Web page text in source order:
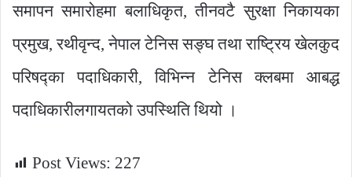
समापन समारोहमा बलाधिकृत, तीनवटै सुरक्षा निकायका
प्रमुख, रथीवृन्द, नेपाल टेनिस सङ्घ तथा राष्ट्रिय खेलकुद
परिषद्का पदाधिकारी, विभिन्न टेनिस क्लबमा आबद्ध
पदाधिकारीलगायतको उपस्थिति थियो ।
Post Views: 227